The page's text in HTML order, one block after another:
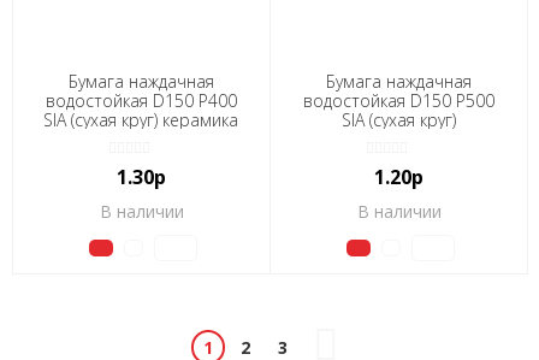
Бумага наждачная
водостойкая D150 Р400
SIA (сухая круг) керамика
1.30р
В наличии
Бумага наждачная
водостойкая D150 Р500
SIA (сухая круг)
1.20р
В наличии
1 2 3